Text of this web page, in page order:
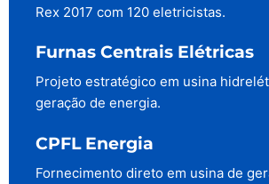
Rex 2017 com 120 eletricistas.
Furnas Centrais Elétricas
Projeto estratégico em usina
geração de energia.
CPFL Energia
Fornecimento direto em usina de